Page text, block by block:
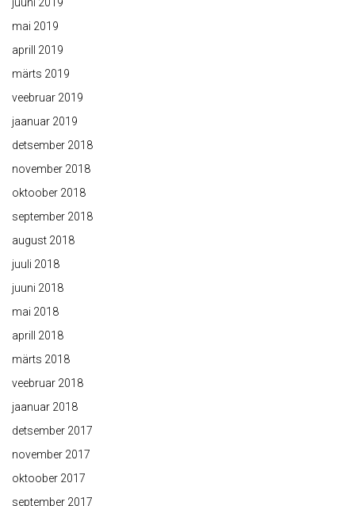
mai 2019
aprill 2019
märts 2019
veebruar 2019
jaanuar 2019
detsember 2018
november 2018
oktoober 2018
september 2018
august 2018
juuli 2018
juuni 2018
mai 2018
aprill 2018
märts 2018
veebruar 2018
jaanuar 2018
detsember 2017
november 2017
oktoober 2017
september 2017